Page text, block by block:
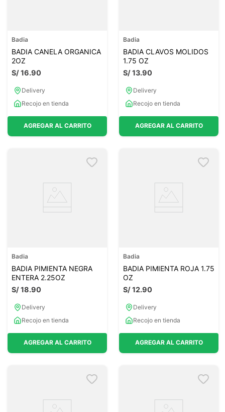
Badia
BADIA CANELA ORGANICA
2OZ
S/16.90
Delivery
Recojo en tienda
AGREGAR AL CARRITO
Badia
BADIA CLAVOS MOLIDOS
1.75 OZ
S/13.90
Delivery
Recojo en tienda
AGREGAR AL CARRITO
Badia
BADIA PIMIENTA NEGRA
ENTERA 2.25OZ
S/18.90
Delivery
Recojo en tienda
AGREGAR AL CARRITO
Badia
BADIA PIMIENTA ROJA 1.75
OZ
S/12.90
Delivery
Recojo en tienda
AGREGAR AL CARRITO